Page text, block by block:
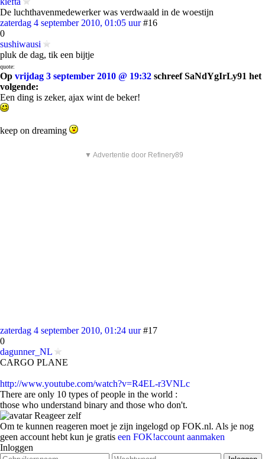
De luchthavenmedewerker was verdwaald in de woestijn
zaterdag 4 september 2010, 01:05 uur #16
0
sushiwausi
pluk de dag, tik een bijtje
quote:
Op vrijdag 3 september 2010 @ 19:32 schreef SaNdYgIrLy91 het
volgende:
Een ding is zeker, ajax wint de beker!
keep on dreaming
▼ Advertentie door Refinery89
zaterdag 4 september 2010, 01:24 uur #17
0
dagunner_NL
CARGO PLANE
http://www.youtube.com/watch?v=R4EL-r3VNLc
There are only 10 types of people in the world :
those who understand binary and those who don't.
Reageer zelf
Om te kunnen reageren moet je zijn ingelogd op FOK.nl. Als je nog
geen account hebt kun je gratis een FOK!account aanmaken
Inloggen